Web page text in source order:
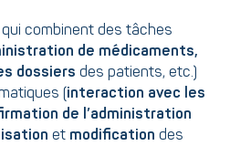
combinent des tâches
de médicaments,
dossiers des patients, etc.)
(interaction avec les
de l’administration
et modification des